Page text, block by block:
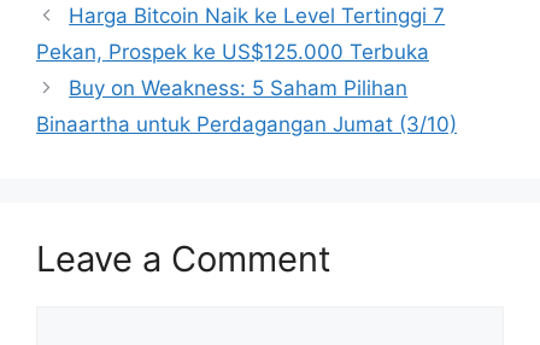
Harga Bitcoin Naik ke Level Tertinggi 7
Pekan, Prospek ke US$125.000 Terbuka
Buy on Weakness: 5 Saham Pilihan
Binaartha untuk Perdagangan Jumat (3/10)
Leave a Comment